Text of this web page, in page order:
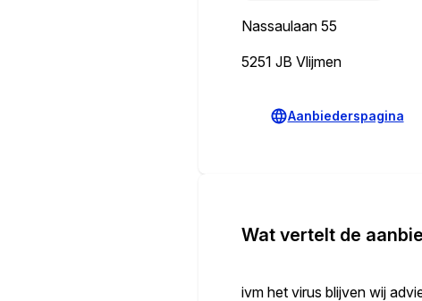
Nassaulaan 55
5251 JB Vlijmen
Aanbiederspagina
Wat vertelt de
ivm het virus blijven wij